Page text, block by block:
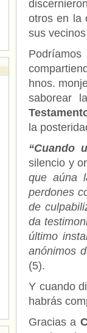
otros en la
sus
hnos.
saborear
la
“Cuando
silencio y
que aúna
perdones
de
da
último
anónimos
(5).
Y cuando
habrás
Gracias a